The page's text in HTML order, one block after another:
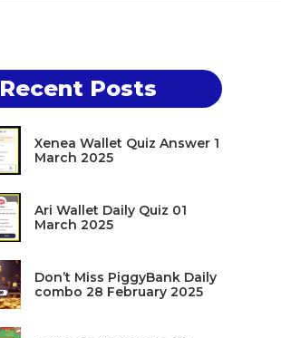
Recent Posts
Xenea Wallet Quiz Answer 1
March 2025
Ari Wallet Daily Quiz 01
March 2025
Don’t Miss PiggyBank Daily
combo 28 February 2025